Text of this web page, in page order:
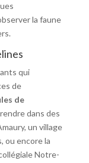
la faune
qui
de
de
dans des
un village
ou encore la
Notre-